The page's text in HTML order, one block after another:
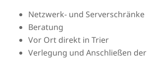
Netzwerk- und Serverschränke
Beratung
Vor Ort direkt in Trier
Verlegung und Anschließen